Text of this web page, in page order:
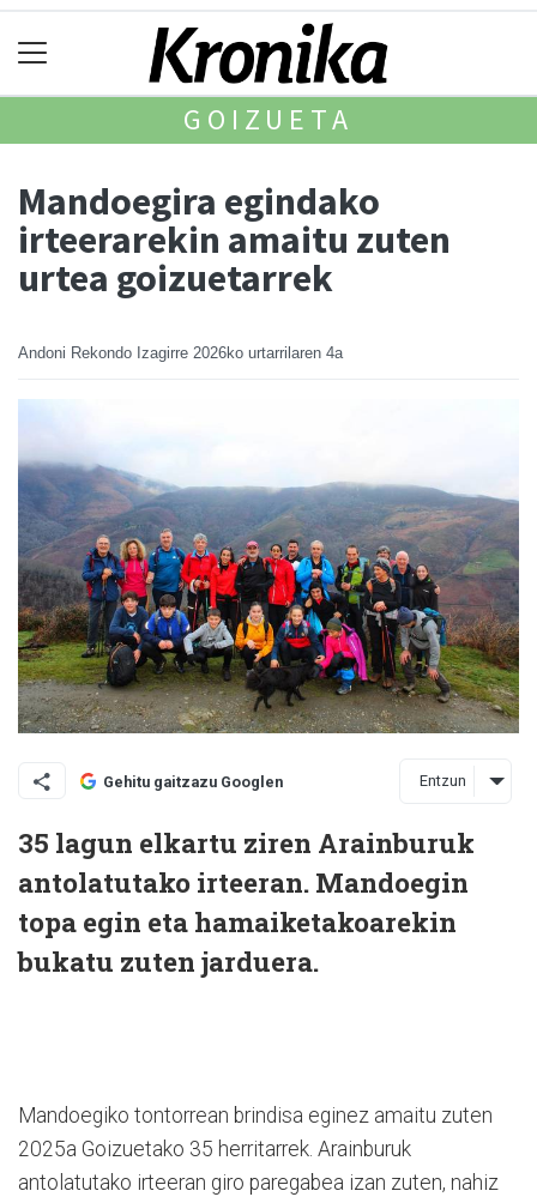
GOIZUETA
Mandoegira egindako
irteerarekin amaitu zuten
urtea goizuetarrek
Andoni Rekondo Izagirre 2026ko urtarrilaren 4a
Gehitu gaitzazu Googlen Entzun
35 lagun elkartu ziren Arainburuk
antolatutako irteeran. Mandoegin
topa egin eta hamaiketakoarekin
bukatu zuten jarduera.
Mandoegiko tontorrean brindisa eginez amaitu zuten
2025a Goizuetako 35 herritarrek. Arainburuk
antolatutako irteeran giro paregabea izan zuten, nahiz